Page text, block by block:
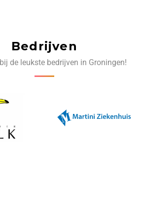
Bedrijven
de leukste bedrijven in Groningen!